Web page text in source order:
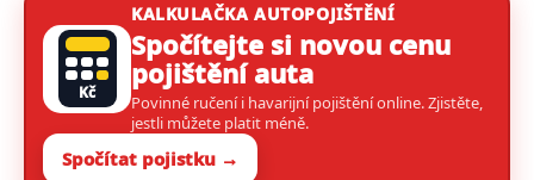
Kč
KALKULAČKA AUTOPOJIŠTĚNÍ
Spočítejte si novou cenu
pojištění auta
Povinné ručení i havarijní pojištění online. Zjistěte,
jestli můžete platit méně.
Spočítat pojistku →